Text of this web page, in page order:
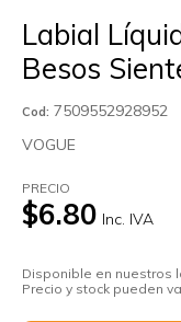
Labial
Besos
Cod: 7509552928952
VOGUE
PRECIO
$6.80 Inc. IVA
Disponible en nuestros
Precio y stock pueden